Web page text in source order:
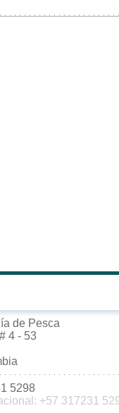
de Pesca
4 - 53
5298
+57 317231